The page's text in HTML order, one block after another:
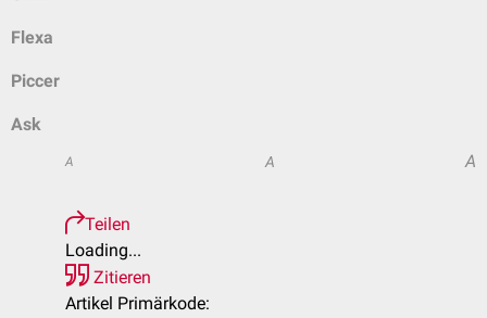
Flexa
Piccer
Ask
A A A
Teilen
Loading...
Zitieren
Artikel Primärkode: